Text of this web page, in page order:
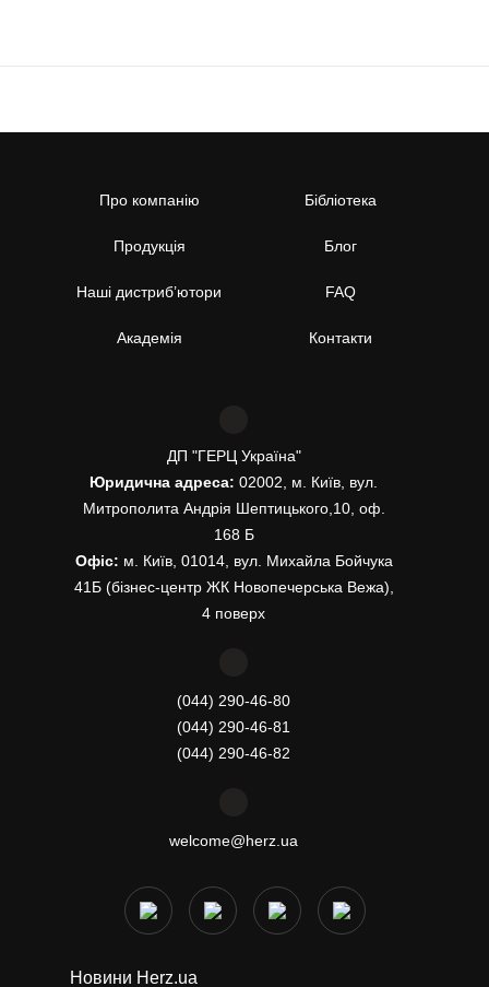
Про компанію
Продукція
Наші дистриб’ютори
Академія
Бібліотека
Блог
FAQ
Контакти
ДП "ГЕРЦ Україна"
Юридична адреса: 02002, м. Київ, вул.
Митрополита Андрія Шептицького,10, оф.
168 Б
Офіс: м. Київ, 01014, вул. Михайла Бойчука
41Б (бізнес-центр ЖК Новопечерська Вежа),
4 поверх
(044) 290-46-80
(044) 290-46-81
(044) 290-46-82
welcome@herz.ua
Новини Herz.ua